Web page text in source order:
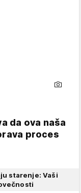
da ova naša
proces
starenje: Vaši